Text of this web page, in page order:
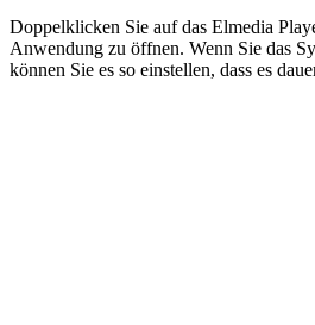
Doppelklicken Sie auf das Elmedia
Anwendung zu öffnen. Wenn Sie das
können Sie es so einstellen, dass es